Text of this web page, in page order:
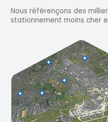
Nous référençons des
stationnement moins cher